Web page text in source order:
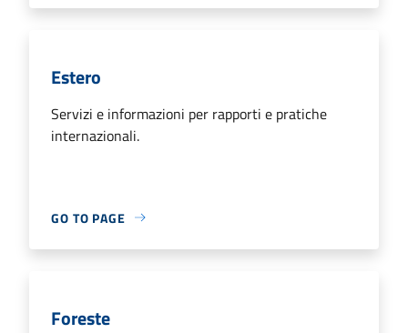
Estero
Servizi e informazioni per rapporti e pratiche
internazionali.
GO TO PAGE
Foreste